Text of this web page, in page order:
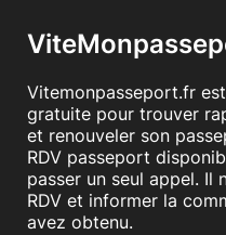
Vitemonpasseport.fr
gratuite pour trouver
et renouveler son
RDV passeport
passer un seul appel. Il
RDV et informer la
avez obtenu.